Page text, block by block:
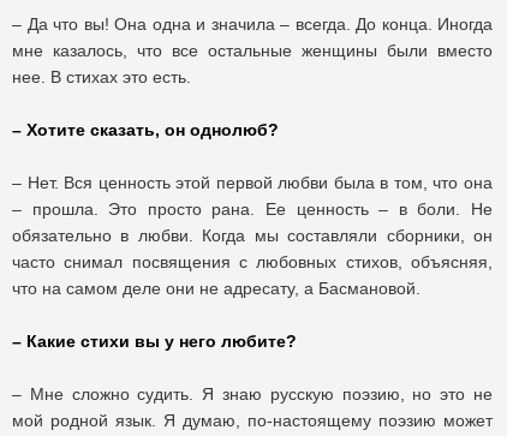
– Да что вы! Она одна и значила – всегда. До конца. Иногда
мне казалось, что все остальные женщины были вместо
нее. В стихах это есть.
– Хотите сказать, он однолюб?
– Нет. Вся ценность этой первой любви была в том, что она
– прошла. Это просто рана. Ее ценность – в боли. Не
обязательно в любви. Когда мы составляли сборники, он
часто снимал посвящения с любовных стихов, объясняя,
что на самом деле они не адресату, а Басмановой.
– Какие стихи вы у него любите?
– Мне сложно судить. Я знаю русскую поэзию, но это не
мой родной язык. Я думаю, по-настоящему поэзию может